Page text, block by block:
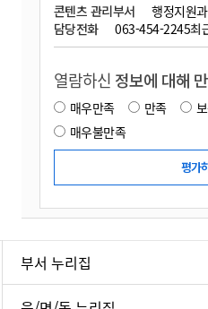
콘텐츠 관리부서
행정지원
담당전화
063-454-2245최
열람하신 정보에 대해
매우만족 만족
매우불만족
부서 누리집